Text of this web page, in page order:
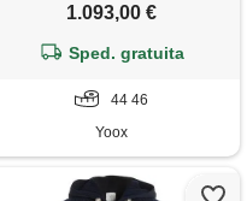
1.093,00 €
Sped. gratuita
44 46
Yoox